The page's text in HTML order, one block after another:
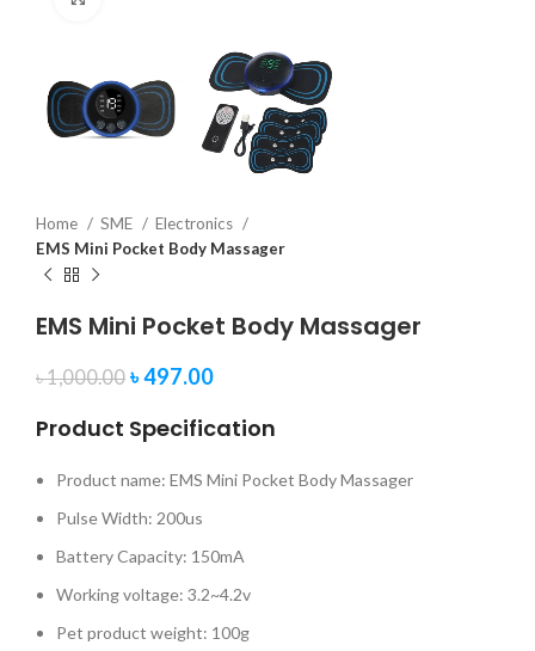
Home SME
Electronics
EMS Mini Pocket Body Massager
EMS Mini Pocket Body Massager
৳1,000.00 ৳497.00
Product Specification
Product name: EMS Mini Pocket Body Massager
Pulse Width: 200us
Battery Capacity: 150mA
Working voltage: 3.2~4.2v
Pet product weight: 100g